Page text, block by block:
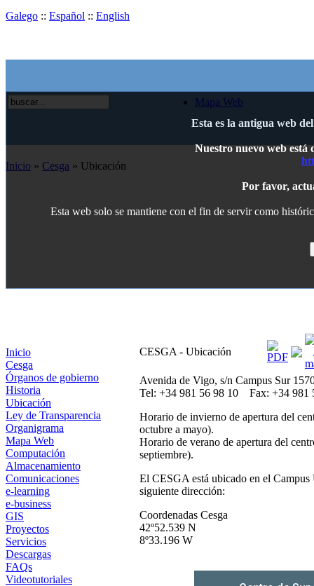
Esta es la antigua web
Nuestro nuevo web está
Por favor,
Esta web solo se mantiene con el fin de servir como
Galego :: Español :: English
Mapa Web
Inicio » Cesga » Ubicación
Inicio
Cesga
Órganos de gobierno
Historia
Ubicación
Ley de Transparencia
Organigrama
Mapa Web
Computación
Almacenamiento
Comunicaciones
e-learning
e-business
GIS
Proyectos
Servicios
Descargas
FAQs
Videotutoriales
CESGA - Ubicación
Avenida de Vigo, s/n Campus Sur
Tel: +34 981 56 98 10 Fax: +34 981
Horario de invierno de apertura del
octubre a mayo).
Horario de verano de apertura del
septiembre).
El CESGA está ubicado en el
siguiente dirección:
Coordenadas Cesga
42º52.539 N
8º33.196 W